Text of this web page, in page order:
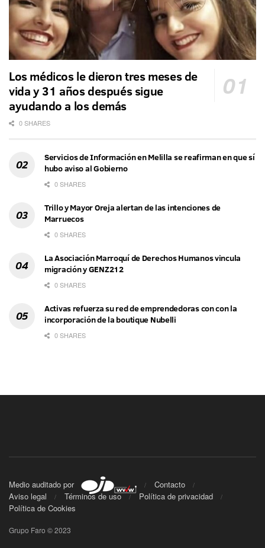
Los médicos le dieron tres meses de
vida y 31 años después sigue
ayudando a los demás
0 SHARES
Servicios de Información en Melilla se reafirman en que sí
hubo aviso al Gobierno
0 SHARES
Trillo y Mayor Oreja alertan de las intenciones de
Marruecos
0 SHARES
La Asociación Marroquí de Derechos Humanos vincula
migración y GENZ212
0 SHARES
Activas refuerza su red de emprendedoras con con la
incorporación de la boutique Nubelli
0 SHARES
Medio auditado por
Contacto
Aviso legal
Términos de uso
Política de privacidad
Política de Cookies
Grupo Faro © 2023